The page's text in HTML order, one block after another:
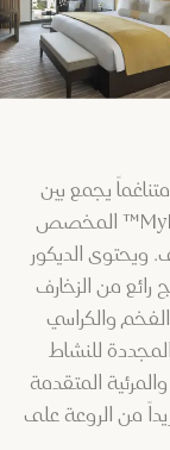
متناغماً يجمع بين
التقليد والحداثة، حيث يعرض مفهوم MyBed™ المخصص
الديكور
من الزخارف
والكراسي
للنشاط
المتقدمة
من الروعة على